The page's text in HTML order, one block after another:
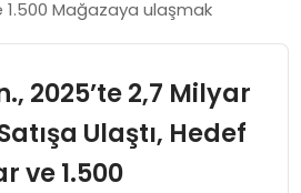
Mağazaya ulaşmak
2025’te 2,7 Milyar
Ulaştı, Hedef
ve 1.500